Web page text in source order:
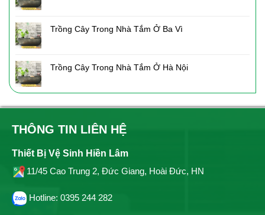
Trồng Cây Trong Nhà Tắm Ở Ba Vì
Trồng Cây Trong Nhà Tắm Ở Hà Nội
THÔNG TIN LIÊN HỆ
Thiết Bị Vệ Sinh Hiền Lâm
11/45 Cao Trung 2, Đức Giang, Hoài Đức, HN
Hotline: 0395 244 282